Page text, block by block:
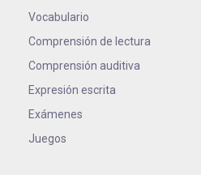
Vocabulario
Comprensión de lectura
Comprensión auditiva
Expresión escrita
Exámenes
Juegos